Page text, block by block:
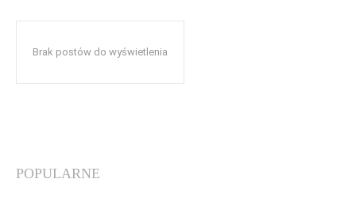
Brak postów do wyświetlenia
POPULARNE